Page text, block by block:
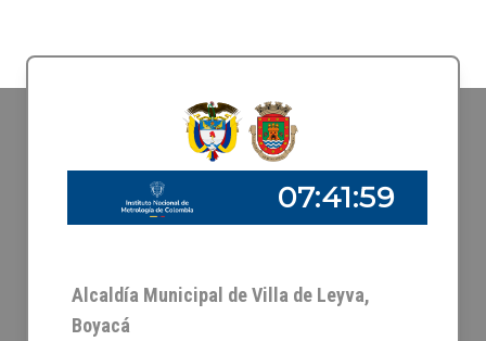
Alcaldía Municipal de Villa de Leyva,
Boyacá